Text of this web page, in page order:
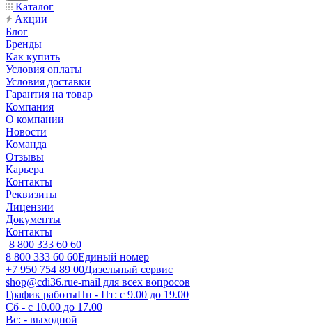
Каталог
Акции
Блог
Бренды
Как купить
Условия оплаты
Условия доставки
Гарантия на товар
Компания
О компании
Новости
Команда
Отзывы
Карьера
Контакты
Реквизиты
Лицензии
Документы
Контакты
8 800 333 60 60
8 800 333 60 60Единый номер
+7 950 754 89 00Дизельный сервис
shop@cdi36.rue-mail для всех вопросов
График работыПн - Пт: с 9.00 до 19.00
Сб - с 10.00 до 17.00
Вс: - выходной